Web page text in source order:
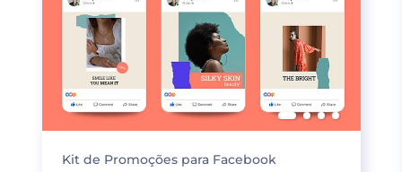
Kit de Promoções para Facebook